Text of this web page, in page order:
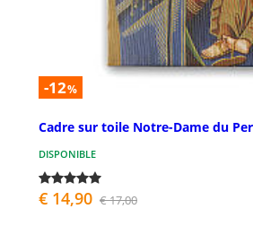
-12%
Cadre sur toile Notre-Dame du
DISPONIBLE
€ 14,90 € 17,00